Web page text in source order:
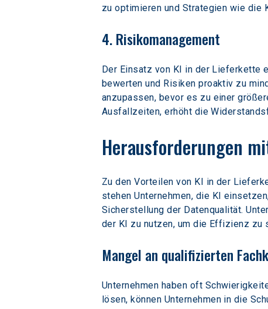
zu optimieren und Strategien wie die
4. Risikomanagement
Der Einsatz von KI in der Lieferkette
bewerten und Risiken proaktiv zu
anzupassen, bevor es zu einer
Ausfallzeiten, erhöht die
Herausforderungen
Zu den Vorteilen von KI in der
stehen Unternehmen, die KI
Sicherstellung der Datenqualität.
der KI zu nutzen, um die Effizienz
Mangel an qualifizierten
Unternehmen haben oft
lösen, können Unternehmen in die